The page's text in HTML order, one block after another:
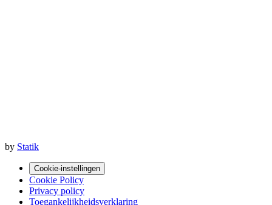
by Statik
Cookie-instellingen
Cookie Policy
Privacy policy
Toegankelijkheidsverklaring